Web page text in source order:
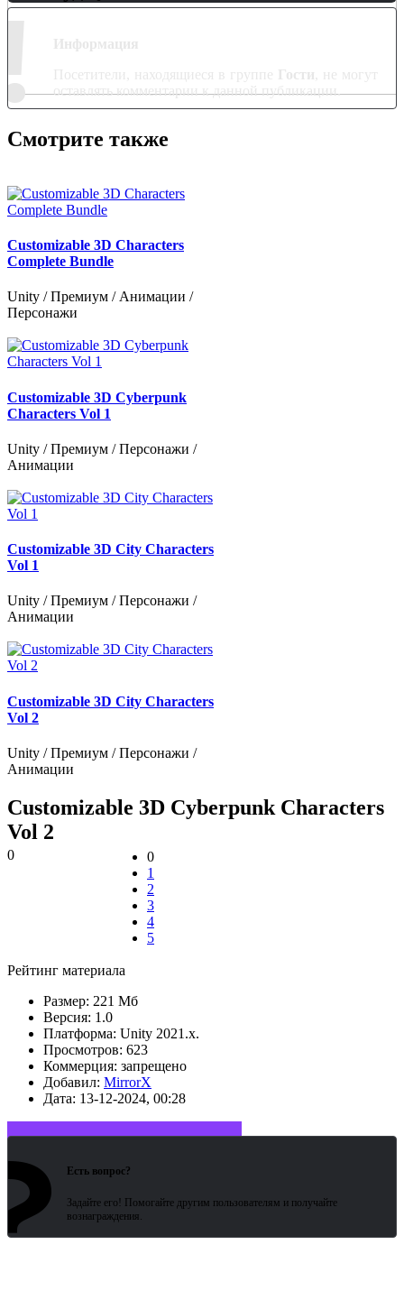
!
Информация
Посетители, находящиеся в группе Гости , не могут
оставлять комментарии к данной публикации.
Смотрите также
Customizable 3D Characters
Complete Bundle
Unity / Премиум / Анимации /
Персонажи
Customizable 3D Cyberpunk
Characters Vol 1
Unity / Премиум / Персонажи /
Анимации
Customizable 3D City Characters
Vol 1
Unity / Премиум / Персонажи /
Анимации
Customizable 3D City Characters
Vol 2
Unity / Премиум / Персонажи /
Анимации
Customizable 3D Cyberpunk Characters
Vol 2
0
0
1
2
3
4
5
Рейтинг материала
Размер: 221 Мб
Версия: 1.0
Платформа: Unity 2021.x.
Просмотров: 623
Коммерция: запрещено
Добавил: MirrorX
Дата: 13-12-2024, 00:28
Есть вопрос?
Задайте его! Помогайте другим пользователям и получайте
вознаграждения.